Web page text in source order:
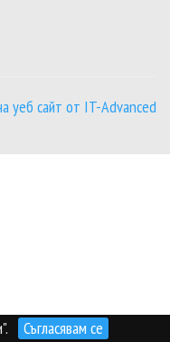
Съгласявам се
уеб сайт от IT-Advanced